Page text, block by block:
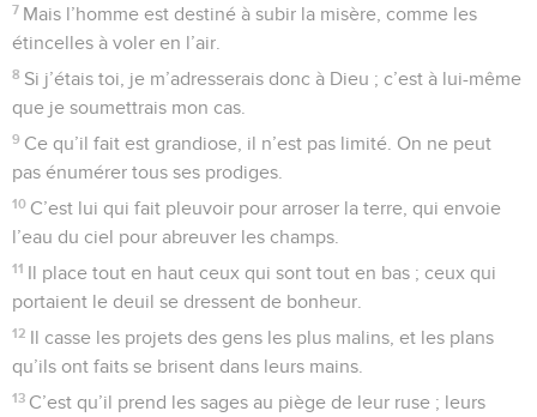
7 Mais l’homme est destiné à subir la misère, comme les
étincelles à voler en l’air.
8 Si j’étais toi, je m’adresserais donc à Dieu ; c’est à lui-même
que je soumettrais mon cas.
9 Ce qu’il fait est grandiose, il n’est pas limité. On ne peut
pas énumérer tous ses prodiges.
10 C’est lui qui fait pleuvoir pour arroser la terre, qui envoie
l’eau du ciel pour abreuver les champs.
11 Il place tout en haut ceux qui sont tout en bas ; ceux qui
portaient le deuil se dressent de bonheur.
12 Il casse les projets des gens les plus malins, et les plans
qu’ils ont faits se brisent dans leurs mains.
13 C’est qu’il prend les sages au piège de leur ruse ; leurs